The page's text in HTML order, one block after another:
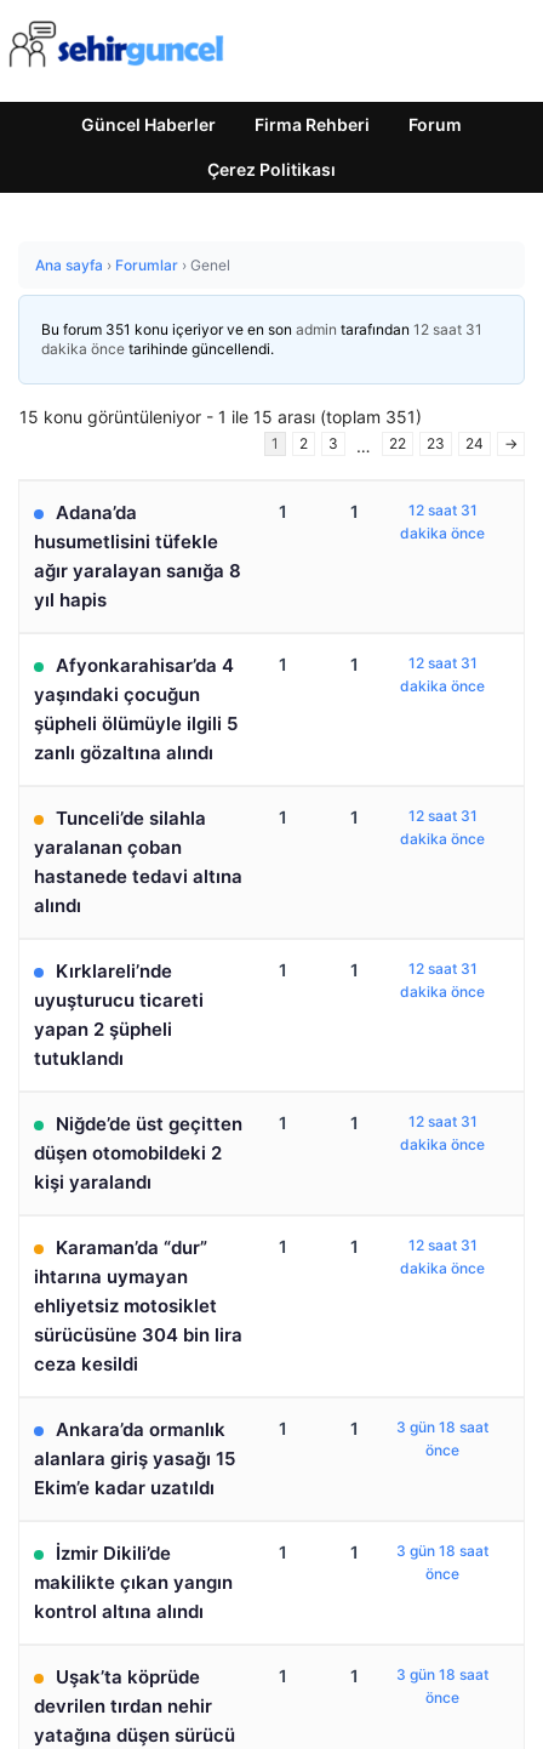
Güncel Haberler Firma Rehberi Forum
Çerez Politikası
Ana sayfa › Forumlar › Genel
Bu forum 351 konu içeriyor ve en son admin tarafından 12 saat 31
dakika önce tarihinde güncellendi.
15 konu görüntüleniyor - 1 ile 15 arası (toplam 351)
1 2 3 … 22 23 24 →
Adana’da
husumetlisini tüfekle
ağır yaralayan sanığa 8
yıl hapis
1 1
12 saat 31
dakika önce
Afyonkarahisar’da 4
yaşındaki çocuğun
şüpheli ölümüyle ilgili 5
zanlı gözaltına alındı
1 1
12 saat 31
dakika önce
Tunceli’de silahla
yaralanan çoban
hastanede tedavi altına
alındı
1 1
12 saat 31
dakika önce
Kırklareli’nde
uyuşturucu ticareti
yapan 2 şüpheli
tutuklandı
1 1
12 saat 31
dakika önce
Niğde’de üst geçitten
düşen otomobildeki 2
kişi yaralandı
1 1
12 saat 31
dakika önce
Karaman’da “dur”
ihtarına uymayan
ehliyetsiz motosiklet
sürücüsüne 304 bin lira
ceza kesildi
1 1
12 saat 31
dakika önce
Ankara’da ormanlık
alanlara giriş yasağı 15
Ekim’e kadar uzatıldı
1 1
3 gün 18 saat
önce
İzmir Dikili’de
makilikte çıkan yangın
kontrol altına alındı
1 1
3 gün 18 saat
önce
Uşak’ta köprüde
devrilen tırdan nehir
yatağına düşen sürücü
1 1
3 gün 18 saat
önce